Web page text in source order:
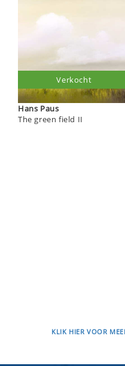
Hans Paus
The green field II
Verkocht
KLIK HIER VOOR